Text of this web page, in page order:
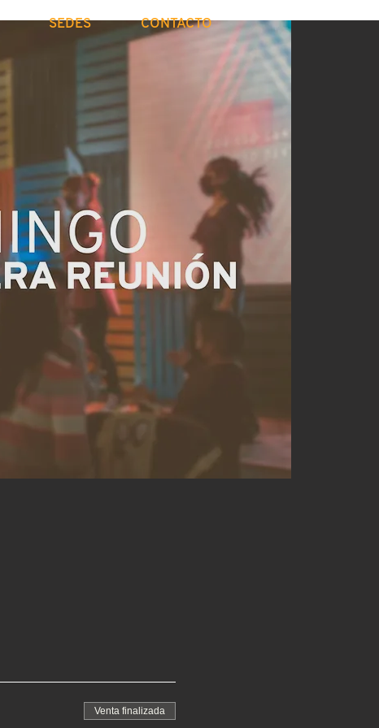
SEDES CONTACTO
Venta finalizada